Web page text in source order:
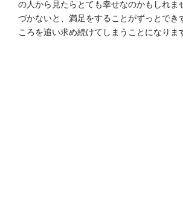
の人から見たらとても幸せなのかもしれま
づかないと、満足をすることがずっとでき
ころを追い求め続けてしまうことになりま